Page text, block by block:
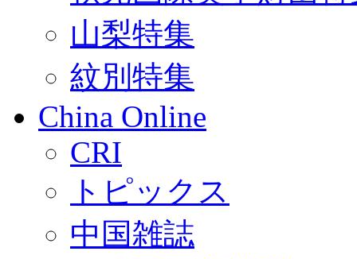
山梨特集
紋別特集
China Online
CRI
トピックス
中国雑誌